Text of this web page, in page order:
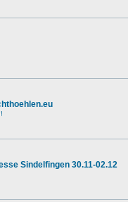
Sindelfingen 30.11-02.12